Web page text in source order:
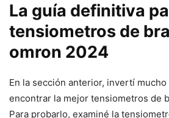
La guía definitiva
tensiometros de
omron 2024
En la sección anterior, invertí mucho
encontrar la mejor tensiometros de
Para probarlo, examiné la